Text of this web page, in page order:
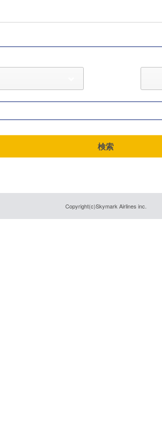
検索
Copyright(c)Skymark Airlines inc.